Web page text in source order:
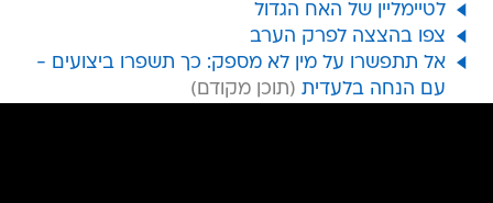
לטיימליין של האח הגדול
צפו בהצצה לפרק הערב
אל תתפשרו על מין לא מספק: כך תשפרו ביצועים -
עם הנחה בלעדית